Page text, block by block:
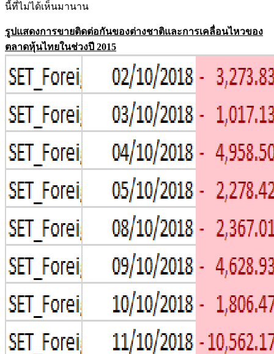
นี้ที่ไม่ได้เห็นมานาน
รูปแสดงการขายติดต่อกันของต่างชาติและการเคลื่อนไหวของ
ตลาดหุ้นไทยในช่วงปี 2015